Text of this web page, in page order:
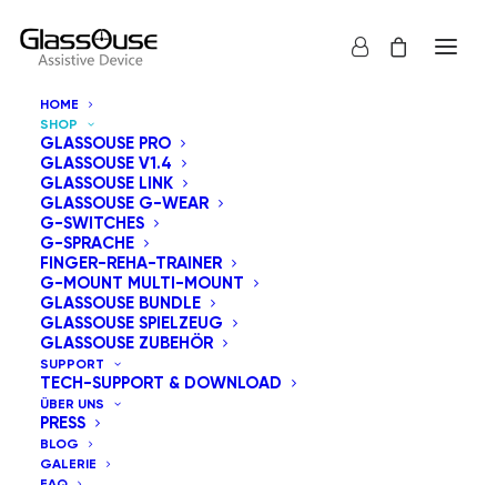
HOME
SHOP
GLASSOUSE PRO
GLASSOUSE V1.4
GLASSOUSE LINK
GLASSOUSE G-WEAR
G-SWITCHES
G-SPRACHE
FINGER-REHA-TRAINER
G-MOUNT MULTI-MOUNT
GLASSOUSE BUNDLE
GLASSOUSE SPIELZEUG
GLASSOUSE ZUBEHÖR
SUPPORT
TECH-SUPPORT & DOWNLOAD
ÜBER UNS
PRESS
BLOG
GALERIE
Alle anzeigen
GlassOuse Hilfsmittel
G-Switches
GlassOuse Bundle
GlassOuse Spielzeug
Nach Beliebtheit sortiert
Standardsortierung